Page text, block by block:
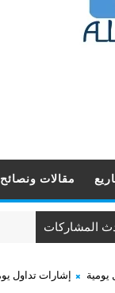
مقالات ونصائح
يومية إشارات تداول يومية 30